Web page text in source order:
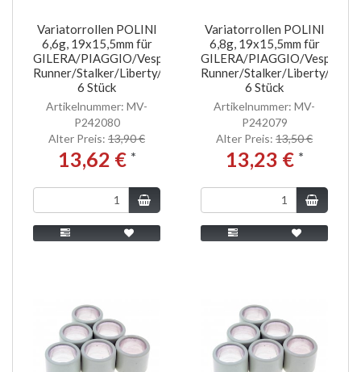
Variatorrollen POLINI
6,6g, 19x15,5mm für
GILERA/PIAGGIO/Vespa
Runner/Stalker/Liberty/NRG/MC2/ET2
6 Stück
Artikelnummer: MV-
P242080
Alter Preis: 13,90 €
13,62 € *
Variatorrollen POLINI
6,8g, 19x15,5mm für
GILERA/PIAGGIO/Vespa
Runner/Stalker/Liberty/
6 Stück
Artikelnummer: MV-
P242079
Alter Preis: 13,50 €
13,23 € *